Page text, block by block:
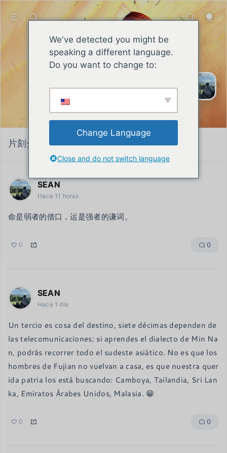
El hombre de principios se esfuerza
buena reputación y mantener una
actitud firme y optimista.
片刻分类:hablar de
SEAN
Hace 11 horas
命是弱者的借口，运是强者的谦词。
0 0
SEAN
Hace 1 día
Un tercio es cosa del destino, siete décimas dependen de
las telecomunicaciones; si aprendes el dialecto de Min Na
n, podrás recorrer todo el sudeste asiático. No es que los
hombres de Fujian no vuelvan a casa, es que nuestra quer
ida patria los está buscando: Camboya, Tailandia, Sri Lan
ka, Emiratos Árabes Unidos, Malasia. 😁
0 0
We've detected you might be
speaking a different language.
Do you want to change to:
Change Language
Close and do not switch language